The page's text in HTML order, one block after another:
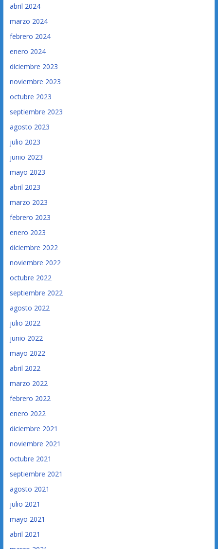
abril 2024
marzo 2024
febrero 2024
enero 2024
diciembre 2023
noviembre 2023
octubre 2023
septiembre 2023
agosto 2023
julio 2023
junio 2023
mayo 2023
abril 2023
marzo 2023
febrero 2023
enero 2023
diciembre 2022
noviembre 2022
octubre 2022
septiembre 2022
agosto 2022
julio 2022
junio 2022
mayo 2022
abril 2022
marzo 2022
febrero 2022
enero 2022
diciembre 2021
noviembre 2021
octubre 2021
septiembre 2021
agosto 2021
julio 2021
mayo 2021
abril 2021